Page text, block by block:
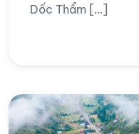
Dốc Thẩm […]